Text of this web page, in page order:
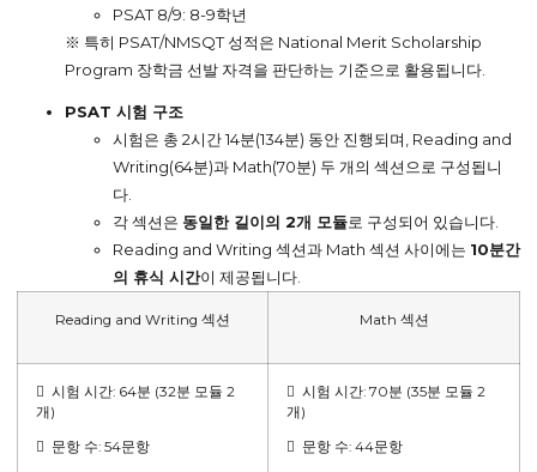
PSAT 8/9: 8-9학년
※ 특히 PSAT/NMSQT 성적은 National Merit Scholarship
Program 장학금 선발 자격을 판단하는 기준으로 활용됩니다.
PSAT 시험 구조
시험은 총 2시간 14분(134분) 동안 진행되며, Reading and
Writing(64분)과 Math(70분) 두 개의 섹션으로 구성됩니
다.
각 섹션은 동일한 길이의 2개 모듈로 구성되어 있습니다.
Reading and Writing 섹션과 Math 섹션 사이에는 10분간
의 휴식 시간이 제공됩니다.
Reading and Writing 섹션 Math 섹션
 시험 시간: 64분 (32분 모듈 2
개)
 문항 수: 54문항
 시험 시간: 70분 (35분 모듈 2
개)
 문항 수: 44문항